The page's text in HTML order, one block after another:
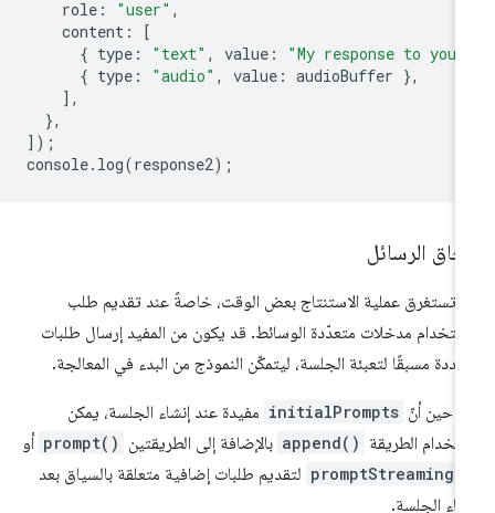
role: "user"
content
{ type : "text", value: "My response to
{ type: "audio", value: audioBuffer
console.log(response2
الرسائل
تستغرق عملية الاستنتاج بعض الوقت، خاصةً عند تقديم طلب
مدخلات متعدّدة الوسائط. قد يكون من المفيد إرسال طلبات
مسبقًا لتعبئة الجلسة، ليتمكّن النموذج من البدء في المعالجة.
حين أنّ initialPrompts مفيدة عند إنشاء الجلسة، يمكن
الطريقة append() بالإضافة إلى الطريقتين prompt() أو
لتقديم طلبات إضافية متعلقة بالسياق بعد
الجلسة.